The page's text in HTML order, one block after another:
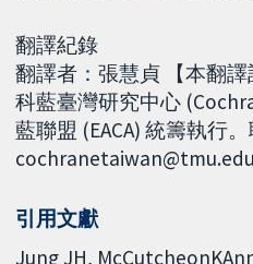
翻譯紀錄
翻譯者：張慧貞 【本翻
科藍臺灣研究中心
藍聯盟 (EACA) 統籌執行。
引用文獻
Jung JH,